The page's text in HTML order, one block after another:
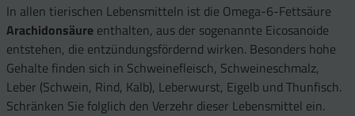
In allen tierischen Lebensmitteln ist die Omega-6-Fettsäure
Arachidonsäure enthalten, aus der sogenannte Eicosanoide
entstehen, die entzündungsfördernd wirken. Besonders hohe
Gehalte finden sich in Schweinefleisch, Schweineschmalz,
Leber (Schwein, Rind, Kalb), Leberwurst, Eigelb und Thunfisch.
Schränken Sie folglich den Verzehr dieser Lebensmittel ein.